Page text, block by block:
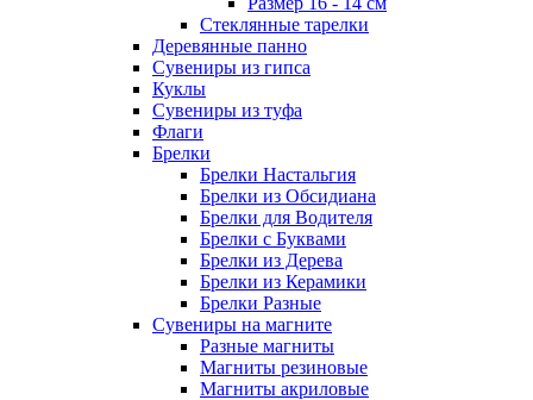
Стеклянные тарелки
Деревянные панно
Сувениры из гипса
Куклы
Сувениры из туфа
Флаги
Брелки
Брелки Настальгия
Брелки из Обсидиана
Брелки для Водителя
Брелки с Буквами
Брелки из Дерева
Брелки из Керамики
Брелки Разные
Сувениры на магните
Разные магниты
Магниты резиновые
Магниты акриловые